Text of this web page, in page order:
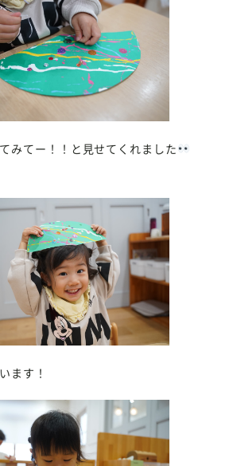
みてー！！と見せてくれました
ます！